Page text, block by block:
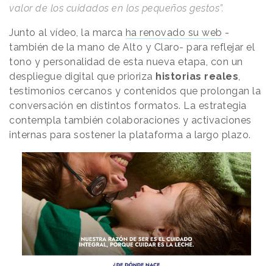
valor de los cuidados en los pequeños gestos”.
Junto al vídeo, la marca ha renovado su web -
también de la mano de Alto y Claro- para reflejar el
tono y personalidad de esta nueva etapa, con un
despliegue digital que prioriza historias reales
testimonios cercanos y contenidos que prolongan la
conversación en distintos formatos. La estrategia
contempla también colaboraciones y activaciones
internas para sostener la plataforma a largo plazo.